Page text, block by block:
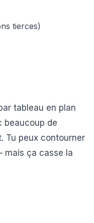
tierces)
tableau en plan
beaucoup de
Tu peux contourner
mais ça casse la